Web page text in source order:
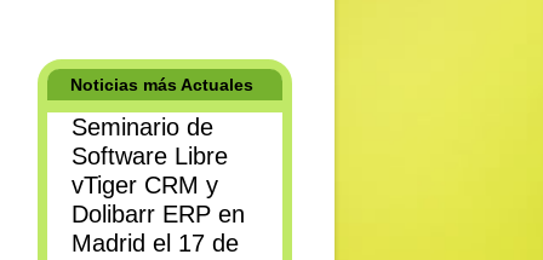
Noticias más Actuales
Seminario de
Software Libre
vTiger CRM y
Dolibarr ERP en
Madrid el 17 de